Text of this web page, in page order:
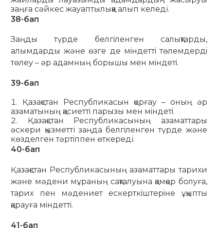
заңға сәйкес жауаптылыққа алып келеді.
38-бап
Заңды түрде белгiленген салықтарды,
алымдарды және өзге де мiндеттi төлемдердi
төлеу – әр адамның борышы мен мiндетi.
39-бап
Қазақстан Республикасын қорғау – оның әр
азаматының қасиеттi парызы мен мiндетi.
Қазақстан Республикасының азаматтары
әскери қызметті заңда белгiленген түрде және
көзделген тәртiппен өткереді.
40-бап
Қазақстан Республикасының азаматтары тарихи
және мәдени мұраның сақталуына қамқор болуға,
тарих пен мәдениет ескерткiштерiне ұқыпты
қарауға мiндеттi.
41-бап